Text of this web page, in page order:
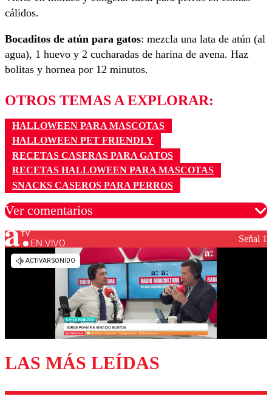
cálidos.
Bocaditos de atún para gatos: mezcla una lata de atún (al
agua), 1 huevo y 2 cucharadas de harina de avena. Haz
bolitas y hornea por 12 minutos.
OTROS TEMAS A EXPLORAR:
HALLOWEEN PARA MASCOTAS
HALLOWEEN PET FRIENDLY
RECETAS CASERAS PARA GATOS
RECETAS HALLOWEEN PARA MASCOTAS
SNACKS CASEROS PARA PERROS
Ver comentarios
Los comentarios son moderados para garantizar un
diálogo respetuoso.
Enviar comentario
EN VIVO Señal 1
LAS MÁS LEÍDAS